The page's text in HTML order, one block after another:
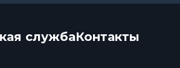
службаКонтакты